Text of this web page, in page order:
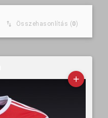
Összehasonlítás (0)